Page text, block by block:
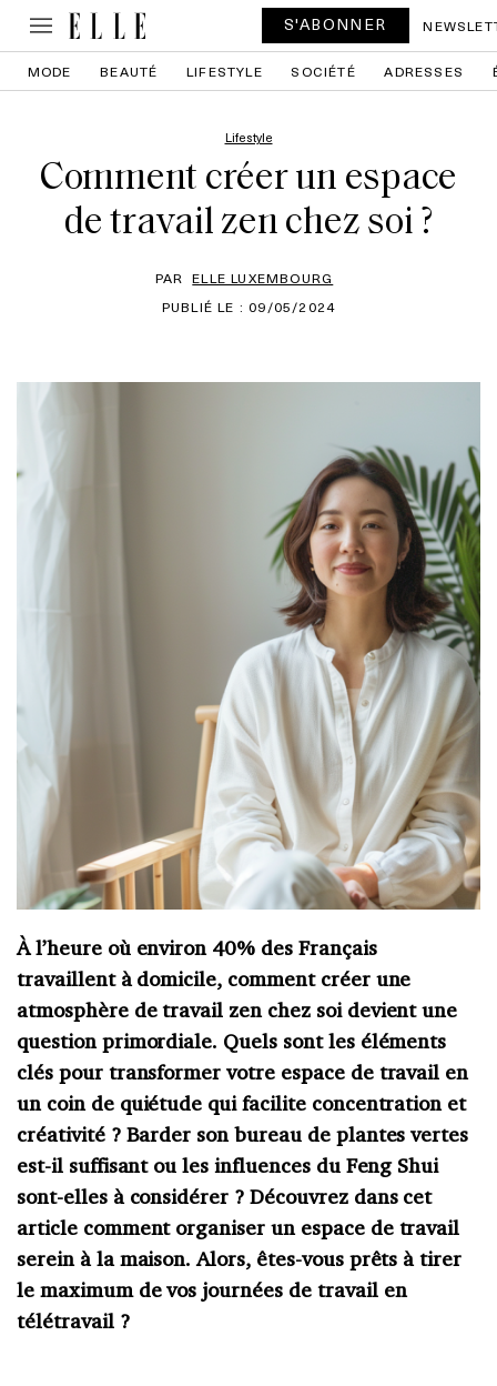
S'ABONNER
MODE BEAUTÉ LIFESTYLE SOCIÉTÉ ADRESSES
Lifestyle
Comment créer un espace
de travail zen chez soi ?
PAR ELLE LUXEMBOURG
PUBLIÉ LE : 09/05/2024
À l’heure où environ 40% des Français
travaillent à domicile, comment créer une
atmosphère de travail zen chez soi devient une
question primordiale. Quels sont les éléments
clés pour transformer votre espace de travail en
un coin de quiétude qui facilite concentration et
créativité ? Barder son bureau de plantes vertes
est-il suffisant ou les influences du Feng Shui
sont-elles à considérer ? Découvrez dans cet
article comment organiser un espace de travail
serein à la maison. Alors, êtes-vous prêts à tirer
le maximum de vos journées de travail en
télétravail ?